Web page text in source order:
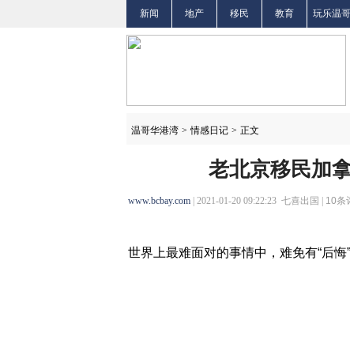
新闻 地产 移民 教育 玩乐温
温哥华港湾 > 情感日记 > 正文
老北京移民加
www.bcbay.com | 2021-01-20 09:22:23 七喜出国 | 10条
世界上最难面对的事情中，难免有“后悔”